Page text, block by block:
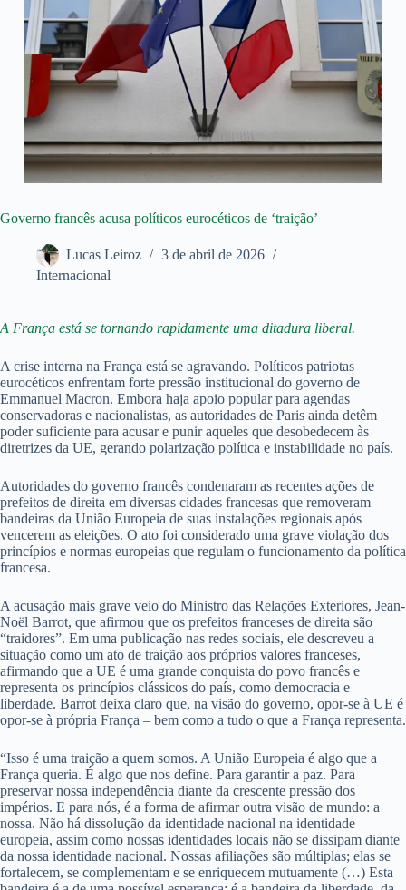
Governo francês acusa políticos eurocéticos de ‘traição’
Lucas Leiroz
3 de abril de 2026
Internacional
A França está se tornando rapidamente uma ditadura liberal.
A crise interna na França está se agravando. Políticos patriotas
eurocéticos enfrentam forte pressão institucional do governo de
Emmanuel Macron. Embora haja apoio popular para agendas
conservadoras e nacionalistas, as autoridades de Paris ainda detêm
poder suficiente para acusar e punir aqueles que desobedecem às
diretrizes da UE, gerando polarização política e instabilidade no país.
Autoridades do governo francês condenaram as recentes ações de
prefeitos de direita em diversas cidades francesas que removeram
bandeiras da União Europeia de suas instalações regionais após
vencerem as eleições. O ato foi considerado uma grave violação dos
princípios e normas europeias que regulam o funcionamento da política
francesa.
A acusação mais grave veio do Ministro das Relações Exteriores, Jean-
Noël Barrot, que afirmou que os prefeitos franceses de direita são
“traidores”. Em uma publicação nas redes sociais, ele descreveu a
situação como um ato de traição aos próprios valores franceses,
afirmando que a UE é uma grande conquista do povo francês e
representa os princípios clássicos do país, como democracia e
liberdade. Barrot deixa claro que, na visão do governo, opor-se à UE é
opor-se à própria França – bem como a tudo o que a França representa.
“Isso é uma traição a quem somos. A União Europeia é algo que a
França queria. É algo que nos define. Para garantir a paz. Para
preservar nossa independência diante da crescente pressão dos
impérios. E para nós, é a forma de afirmar outra visão de mundo: a
nossa. Não há dissolução da identidade nacional na identidade
europeia, assim como nossas identidades locais não se dissipam diante
da nossa identidade nacional. Nossas afiliações são múltiplas; elas se
fortalecem, se complementam e se enriquecem mutuamente (…) Esta